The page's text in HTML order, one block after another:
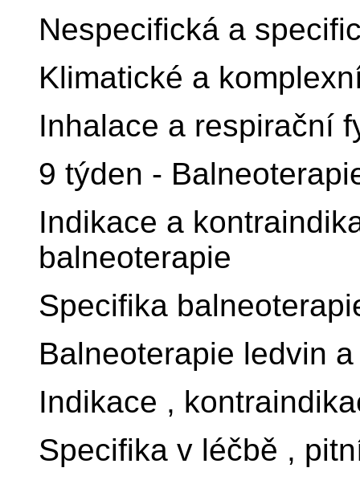
Nespecifická a
Klimatické a
Inhalace a respirační
9 týden -
Indikace a
balneoterapie
Specifika
Balneoterapie ledvin
Indikace ,
Specifika v léčbě ,